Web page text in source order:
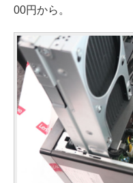
00円から。